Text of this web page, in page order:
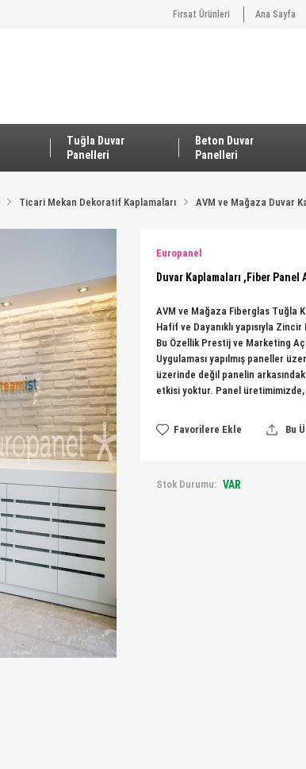
Fırsat Ürünleri Ana Sayfa
Tuğla Duvar
Panelleri
Beton Duvar
Panelleri
Ticari Mekan Dekoratif Kaplamaları AVM ve Mağaza Duvar
Europanel
Duvar Kaplamaları ,Fiber
AVM ve Mağaza Fiberglas Tuğla
Hafif ve Dayanıklı yapısıyla
Bu Özellik Prestij ve Marketing
Uygulaması yapılmış paneller
üzerinde değil panelin
etkisi yoktur. Panel üretimimizde,
Favorilere Ekle Bu
Stok Durumu: VAR